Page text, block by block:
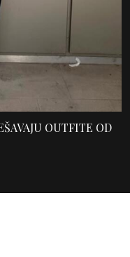
OUTFITE OD